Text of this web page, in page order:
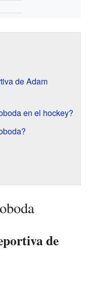
de Adam
en el hockey?
de